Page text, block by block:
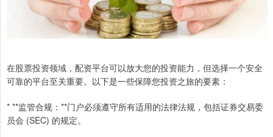
在股票投资领域，配资平台可以放大您的投资能力，但选择一个安全
可靠的平台至关重要。以下是一些保障您投资之旅的要素：
* **监管合规：**门户必须遵守所有适用的法律法规，包括证券交易委
员会 (SEC) 的规定。